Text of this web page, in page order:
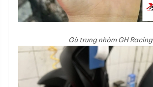
Gù trung nhôm GH Racing